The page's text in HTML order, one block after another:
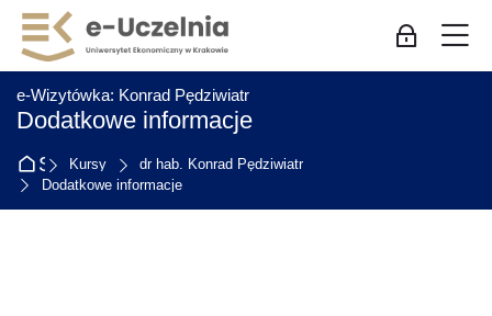
Skip to navigation
Skip to login form
Przejdź do głównej zawartości
Skip to accessibility options
Skip to footer
Skip accessibility options
Zaloguj
e-Wizytówka: Konrad Pędziwiatr
Dodatkowe informacje
Strona główna
Kursy
dr hab. Konrad Pędziwiatr
Dodatkowe informacje